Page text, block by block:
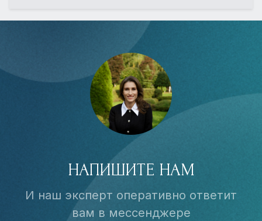
НАПИШИТЕ НАМ
И наш эксперт оперативно ответит
вам в мессенджере